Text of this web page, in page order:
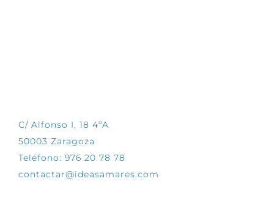
C/ Alfonso I, 18 4ºA
50003 Zaragoza
Teléfono: 976 20 78 78
contactar@ideasamares.com